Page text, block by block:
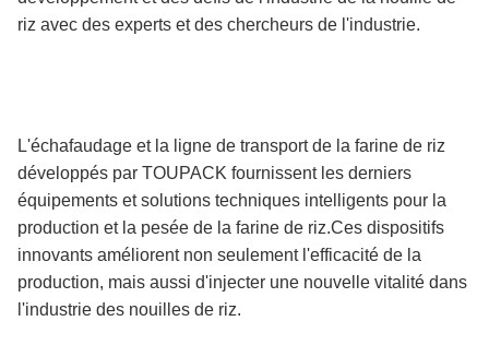
riz avec des experts et des chercheurs de l'industrie.
L'échafaudage et la ligne de transport de la farine de riz
développés par TOUPACK fournissent les derniers
équipements et solutions techniques intelligents pour la
production et la pesée de la farine de riz.Ces dispositifs
innovants améliorent non seulement l'efficacité de la
production, mais aussi d'injecter une nouvelle vitalité dans
l'industrie des nouilles de riz.